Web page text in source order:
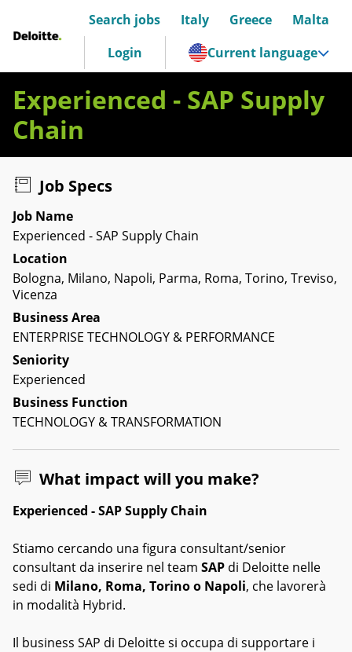
Deloitte Italia
Search jobs Italy Greece
Malta
Login
Current language
Experienced - SAP Supply
Chain
Job Specs
Job Name
Experienced - SAP Supply Chain
Location
Bologna, Milano, Napoli, Parma, Roma, Torino, Treviso,
Vicenza
Business Area
ENTERPRISE TECHNOLOGY & PERFORMANCE
Seniority
Experienced
Business Function
TECHNOLOGY & TRANSFORMATION
What impact will you make?
Experienced - SAP Supply Chain
Stiamo cercando una figura consultant/senior
consultant da inserire nel team SAP di Deloitte nelle
sedi di Milano, Roma, Torino o Napoli, che lavorerà
in modalità Hybrid.
Il business SAP di Deloitte si occupa di supportare i